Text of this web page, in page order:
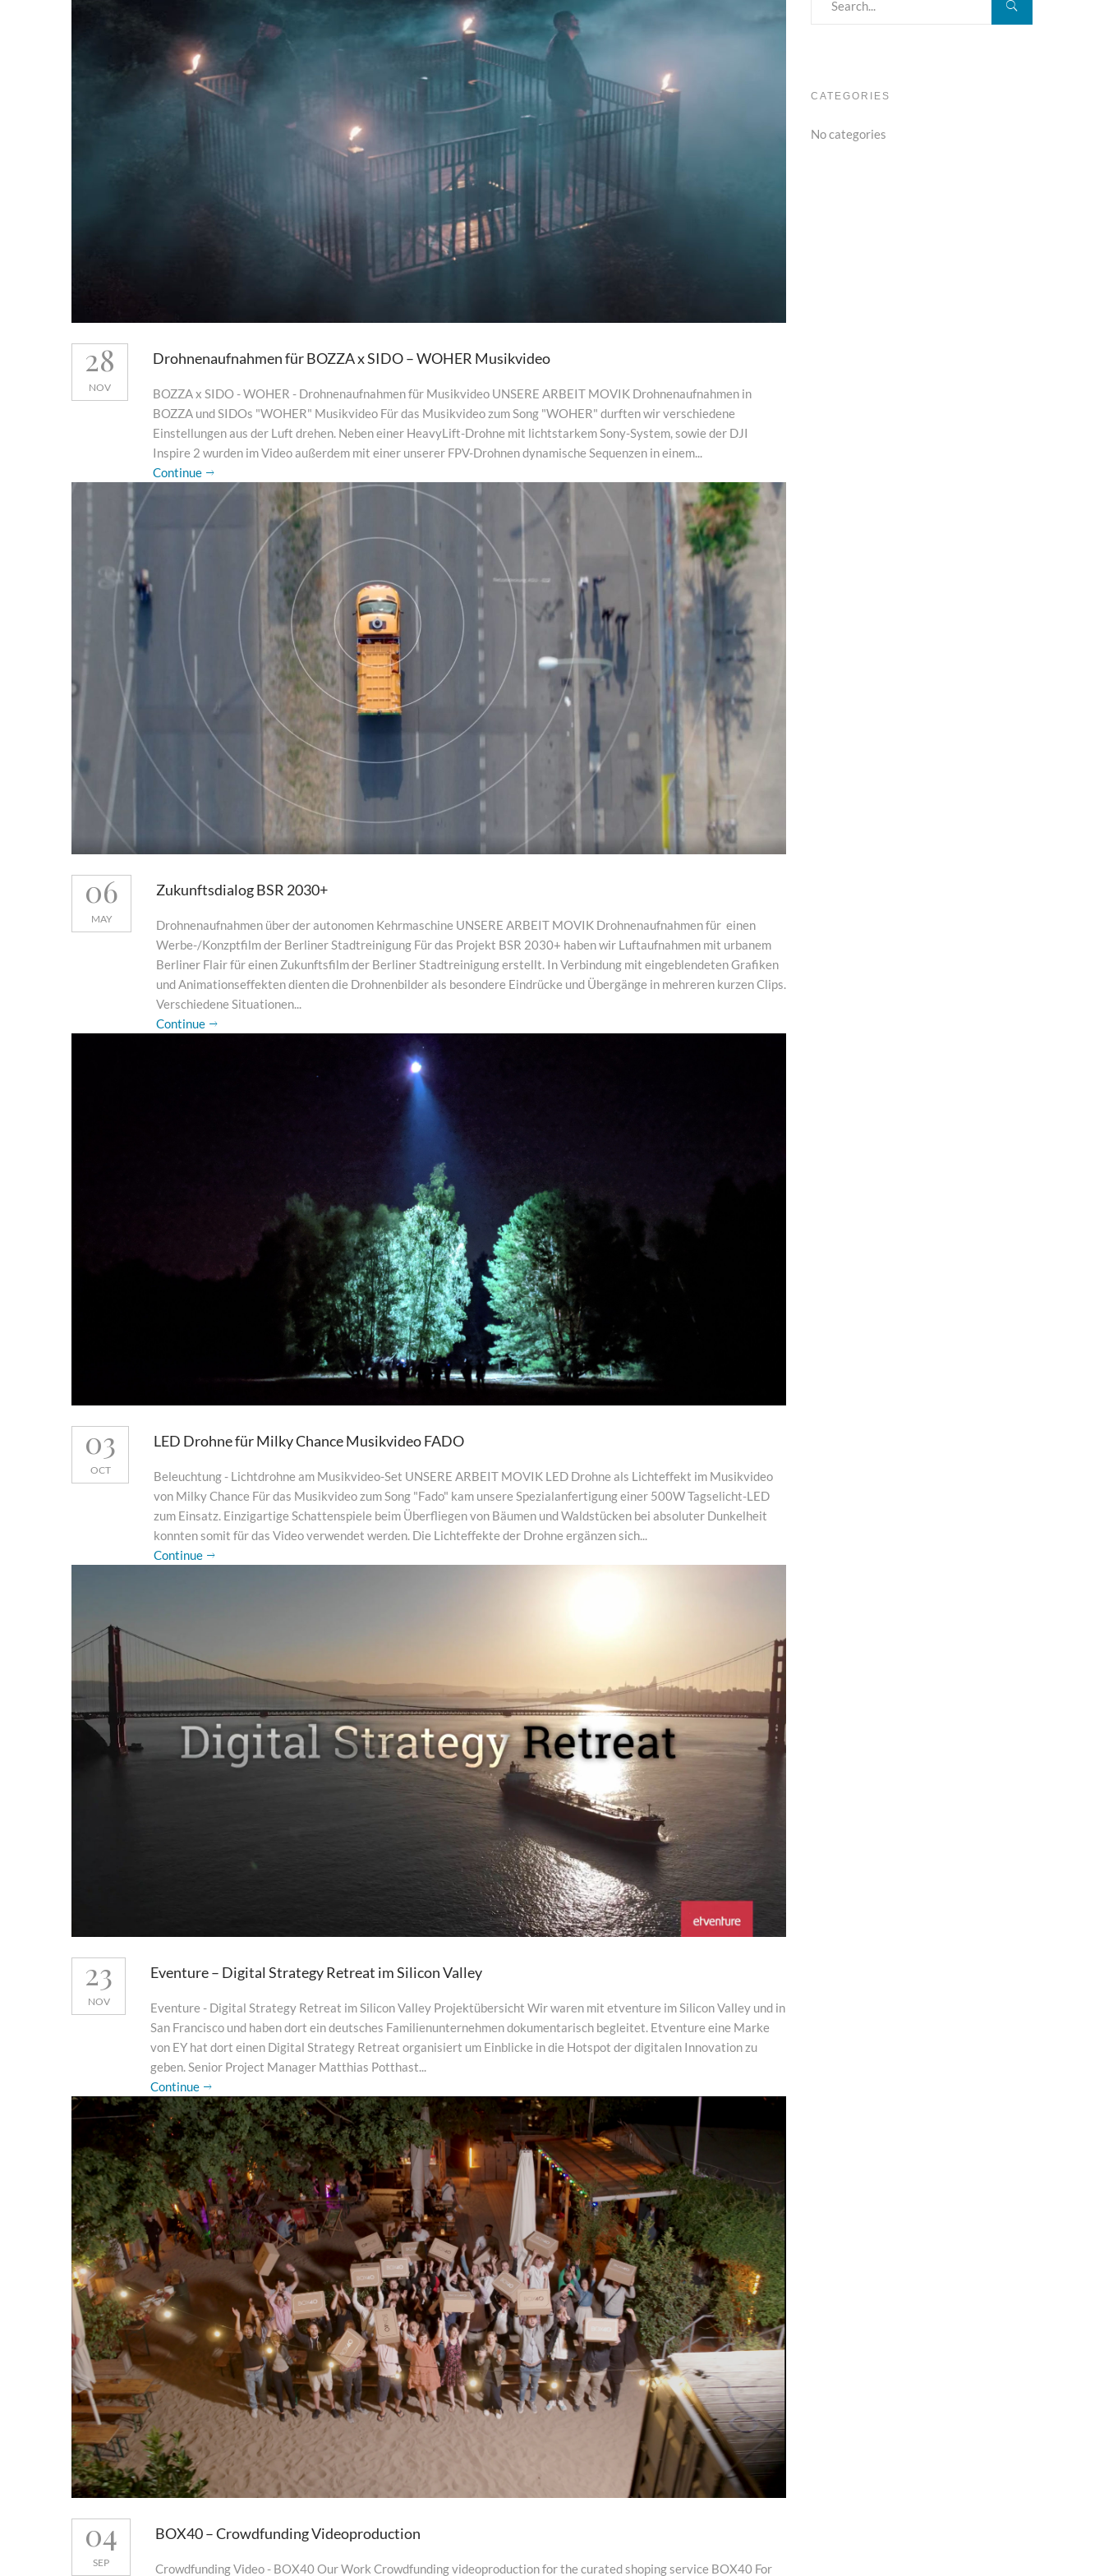
28
NOV
Drohnenaufnahmen für BOZZA x SIDO – WOHER Musikvideo
BOZZA x SIDO - WOHER - Drohnenaufnahmen für Musikvideo UNSERE ARBEIT MOVIK Drohnenaufnahmen in
BOZZA und SIDOs "WOHER" Musikvideo Für das Musikvideo zum Song "WOHER" durften wir verschiedene
Einstellungen aus der Luft drehen. Neben einer HeavyLift-Drohne mit lichtstarkem Sony-System, sowie der DJI
Inspire 2 wurden im Video außerdem mit einer unserer FPV-Drohnen dynamische Sequenzen in einem...
Continue
06
MAY
Zukunftsdialog BSR 2030+
Drohnenaufnahmen über der autonomen Kehrmaschine UNSERE ARBEIT MOVIK Drohnenaufnahmen für einen
Werbe-/Konzptfilm der Berliner Stadtreinigung Für das Projekt BSR 2030+ haben wir Luftaufnahmen mit urbanem
Berliner Flair für einen Zukunftsfilm der Berliner Stadtreinigung erstellt. In Verbindung mit eingeblendeten Grafiken
und Animationseffekten dienten die Drohnenbilder als besondere Eindrücke und Übergänge in mehreren kurzen Clips.
Verschiedene Situationen...
Continue
03
OCT
LED Drohne für Milky Chance Musikvideo FADO
Beleuchtung - Lichtdrohne am Musikvideo-Set UNSERE ARBEIT MOVIK LED Drohne als Lichteffekt im Musikvideo
von Milky Chance Für das Musikvideo zum Song "Fado" kam unsere Spezialanfertigung einer 500W Tagselicht-LED
zum Einsatz. Einzigartige Schattenspiele beim Überfliegen von Bäumen und Waldstücken bei absoluter Dunkelheit
konnten somit für das Video verwendet werden. Die Lichteffekte der Drohne ergänzen sich...
Continue
23
NOV
Eventure – Digital Strategy Retreat im Silicon Valley
Eventure - Digital Strategy Retreat im Silicon Valley Projektübersicht Wir waren mit etventure im Silicon Valley und in
San Francisco und haben dort ein deutsches Familienunternehmen dokumentarisch begleitet. Etventure eine Marke
von EY hat dort einen Digital Strategy Retreat organisiert um Einblicke in die Hotspot der digitalen Innovation zu
geben. Senior Project Manager Matthias Potthast...
Continue
04
SEP
BOX40 – Crowdfunding Videoproduction
Crowdfunding Video - BOX40 Our Work Crowdfunding videoproduction for the curated shoping service BOX40 For
CATEGORIES
No categories